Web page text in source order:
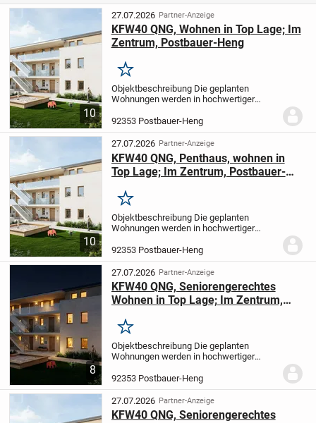
10
27.07.2026 Partner-Anzeige
KFW40 QNG, Wohnen in Top Lage; Im
Zentrum, Postbauer-Heng
Merken
Objektbeschreibung Die geplanten
Wohnungen werden in hochwertiger
voll diffusionsoffen, errichtet.
Atmungsfähigkeit der Wände erhalten
bleibt, verwenden wir...
92353 Postbauer-Heng
10
27.07.2026 Partner-Anzeige
KFW40 QNG, Penthaus, wohnen in
Top Lage; Im Zentrum, Postbauer-
Merken
Objektbeschreibung Die geplanten
Wohnungen werden in hochwertiger
voll diffusionsoffen, errichtet.
Atmungsfähigkeit der Wände erhalten
bleibt, verwenden wir...
92353 Postbauer-Heng
8
27.07.2026 Partner-Anzeige
KFW40 QNG, Seniorengerechtes
Wohnen in Top Lage; Im Zentrum,
Merken
Objektbeschreibung Die geplanten
Wohnungen werden in hochwertiger
voll diffusionsoffen, errichtet.
Atmungsfähigkeit der Wände erhalten
bleibt, verwenden wir...
92353 Postbauer-Heng
27.07.2026 Partner-Anzeige
KFW40 QNG, Seniorengerechtes